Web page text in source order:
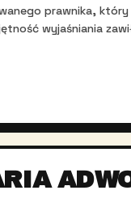
prawnika,
wyjaśniania